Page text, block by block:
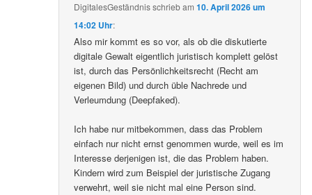
DigitalesGeständnisschriebam10. April 2026 um
14:02 Uhr:
Also mir kommt es so vor, als ob die diskutierte
digitale Gewalt eigentlich juristisch komplett gelöst
ist, durch das Persönlichkeitsrecht (Recht am
eigenen Bild) und durch üble Nachrede und
Verleumdung (Deepfaked).
Ich habe nur mitbekommen, dass das Problem
einfach nur nicht ernst genommen wurde, weil es im
Interesse derjenigen ist, die das Problem haben.
Kindern wird zum Beispiel der juristische Zugang
verwehrt, weil sie nicht mal eine Person sind.